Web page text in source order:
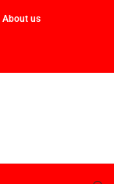
About us